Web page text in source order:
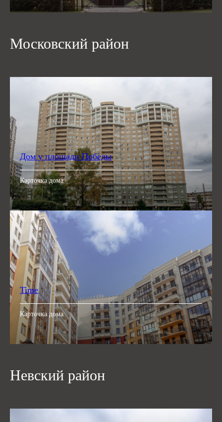
Московский район
Дом у площади Победы
Карточка дома
Time
Карточка дома
Невский район